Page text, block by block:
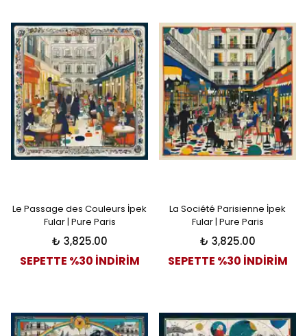
Le Passage des Couleurs İpek
Fular | Pure Paris
₺ 3,825.00
SEPETTE %30 İNDİRİM
La Société Parisienne İpek
Fular | Pure Paris
₺ 3,825.00
SEPETTE %30 İNDİRİM